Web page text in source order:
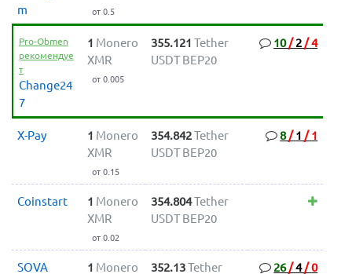
m
от 0.5
Pro-Obmen
рекомендуе
т
Change24
7
1 Monero
XMR
от 0.005
355.121 Tether
USDT BEP20
10/ 2 /4
X-Pay 1 Monero
XMR
от 0.15
354.842Tether
USDT BEP20
8/ 1 / 1
Coinstart 1 Monero
XMR
от 0.02
354.804Tether
USDT BEP20
SOVA 1 Monero
352.13Tether
26/4/0